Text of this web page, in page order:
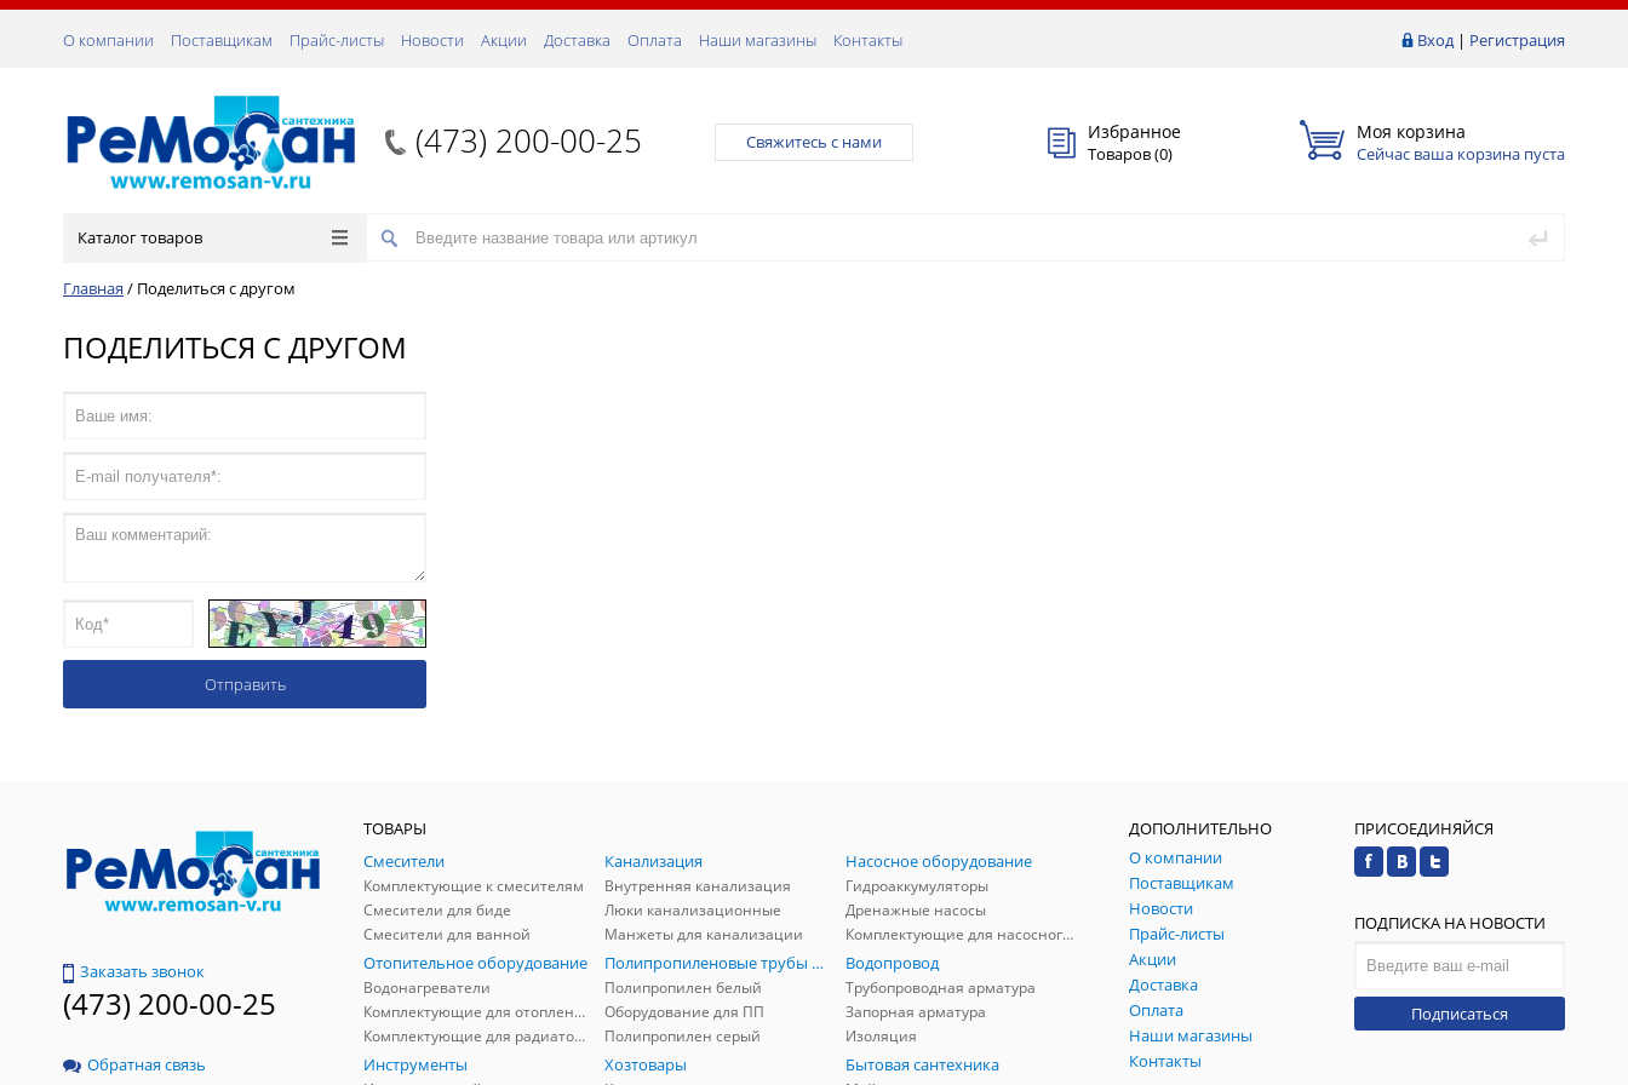
Вход| Регистрация
О компании Поставщикам Прайс-листы Новости Акции Доставка Оплата Наши магазины Контакты
(473) 200-00-25 Свяжитесь с нами Избранное
Товаров (0)
Моя корзина
Сейчас ваша корзина пуста
Каталог товаров
Главная / Поделиться с другом
ПОДЕЛИТЬСЯ С ДРУГОМ
Заказать звонок
(473) 200-00-25
Обратная связь
ТОВАРЫ
Смесители
Комплектующие к смесителям
Смесители для биде
Смесители для ванной
Канализация
Внутренняя канализация
Люки канализационные
Манжеты для канализации
Насосное оборудование
Гидроаккумуляторы
Дренажные насосы
Комплектующие для насосного оборудования
Отопительное оборудование
Водонагреватели
Комплектующие для отопления
Комплектующие для радиаторов
Полипропиленовые трубы и фитинги
Полипропилен белый
Оборудование для ПП
Полипропилен серый
Водопровод
Трубопроводная арматура
Запорная арматура
Изоляция
Инструменты Хозтовары Бытовая сантехника
ДОПОЛНИТЕЛЬНО
О компании
Поставщикам
Новости
Прайс-листы
Акции
Доставка
Оплата
Наши магазины
Контакты
ПРИСОЕДИНЯЙСЯ
ПОДПИСКА НА НОВОСТИ
Подписаться